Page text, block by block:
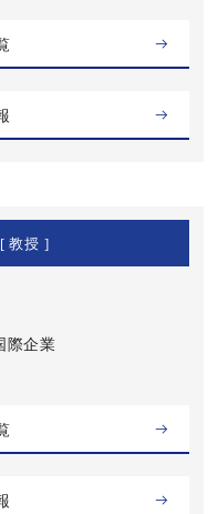
[ 教授 ]
際企業